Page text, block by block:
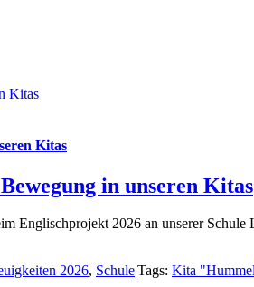
Kitas
Kitas
in unseren Kitas
Englischprojekt 2026 an unserer
2026, Schule|Tags: Kita